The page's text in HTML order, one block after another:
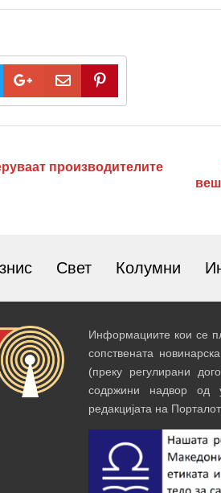
производителите
Свет Колумни
Информациите кои се
сопствената
(преку регулирани
содржини надвор од
редакцијата на